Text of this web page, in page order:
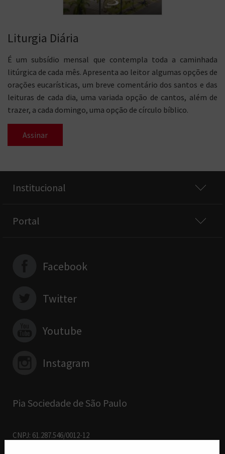
Liturgia Diária
É um subsídio mensal que contempla toda a caminhada
litúrgica de cada mês. Apresenta ao leitor algumas opções de
orações eucarísticas, um breve comentário dos santos e das
leituras de cada dia, uma variada opção de cantos, além de
trazer, a cada domingo, uma opção de círculo bíblico.
Assinar
Institucional
Portal
Facebook
Twitter
Youtube
Instagram
Pia Sociedade de São Paulo
CNPJ: 61.287.546/0012-12